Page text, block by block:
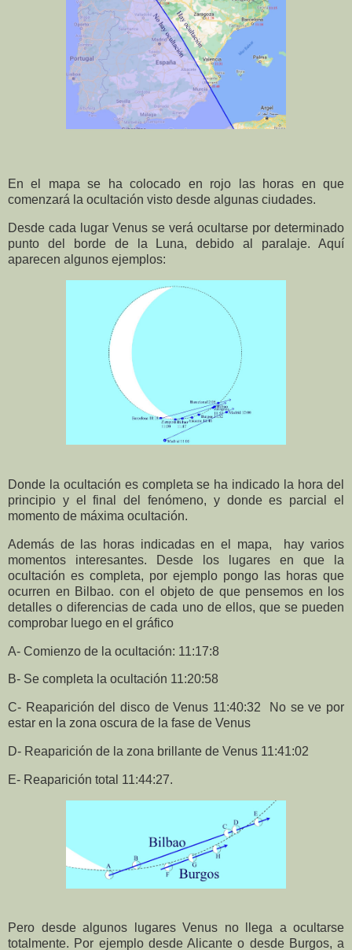
En el mapa se ha colocado en rojo las horas en que
comenzará la ocultación visto desde algunas ciudades.
Desde cada lugar Venus se verá ocultarse por determinado
punto del borde de la Luna, debido al paralaje. Aquí
aparecen algunos ejemplos:
Donde la ocultación es completa se ha indicado la hora del
principio y el final del fenómeno, y donde es parcial el
momento de máxima ocultación.
Además de las horas indicadas en el mapa,
hay varios
momentos interesantes. Desde los lugares en que la
ocultación es completa, por ejemplo pongo las horas que
ocurren en Bilbao. con el objeto de que pensemos en los
detalles o diferencias de cada uno de ellos, que se pueden
comprobar luego en el gráfico
A- Comienzo de la ocultación: 11:17:8
B- Se completa la ocultación 11:20:58
C- Reaparición del disco de Venus 11:40:32
No se ve por
estar en la zona oscura de la fase de Venus
D- Reaparición de la zona brillante de Venus 11:41:02
E- Reaparición total 11:44:27.
Pero desde algunos lugares Venus no llega a ocultarse
totalmente. Por ejemplo desde Alicante o desde Burgos, a